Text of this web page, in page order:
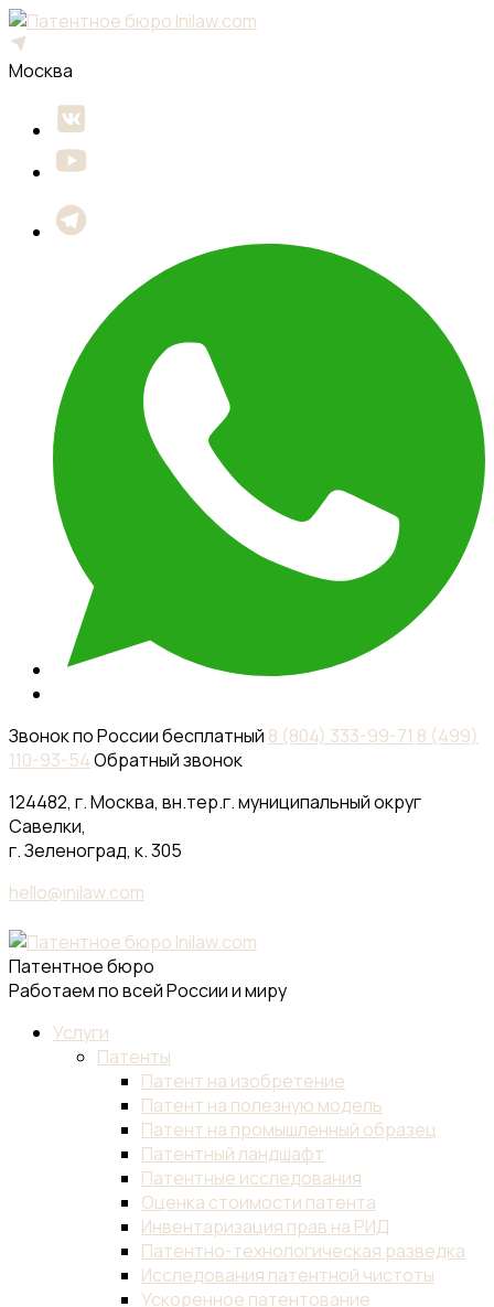
Москва
Звонок по России бесплатный 8 (804) 333-99-71 8 (499)
110-93-54Обратный звонок
124482, г. Москва, вн.тер.г. муниципальный округ
Савелки,
г. Зеленоград, к. 305
hello@inilaw.com
Патентное бюро
Работаем по всей России и миру
Услуги
Патенты
Патент на изобретение
Патент на полезную модель
Патент на промышленный образец
Патентный ландшафт
Патентные исследования
Оценка стоимости патента
Инвентаризация прав на РИД
Патентно-технологическая разведка
Исследования патентной чистоты
Ускоренное патентование